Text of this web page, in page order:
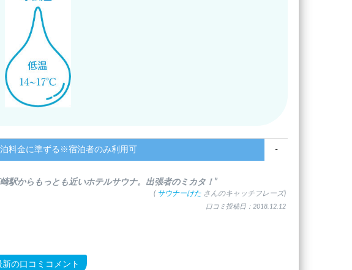
料金に準ずる※宿泊者のみ利用可 -
崎駅からもっとも近いホテルサウナ。出張者のミカタ！”
( サウナーけた さんのキャッチフレーズ)
口コミ投稿日：2018.12.12
新の口コミコメント